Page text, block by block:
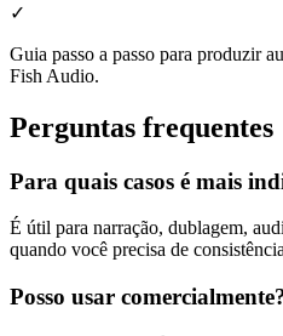
✓
Guia passo a passo para produzir
Fish Audio.
Perguntas frequentes
Para quais casos é mais
É útil para narração, dublagem,
quando você precisa de
Posso usar